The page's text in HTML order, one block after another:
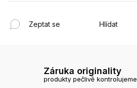
Zeptat se Hlídat
Záruka originality
produkty pečlivě kontrolujeme